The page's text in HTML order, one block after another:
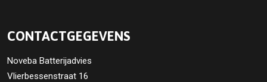
CONTACTGEGEVENS
Noveba Batterijadvies
Vlierbessenstraat 16